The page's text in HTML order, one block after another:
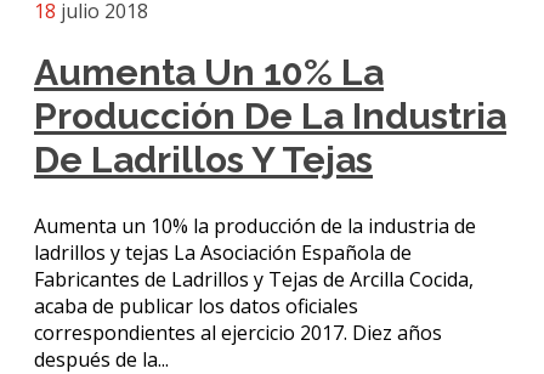
18 julio 2018
Aumenta Un 10% La
Producción De La Industria
De Ladrillos Y Tejas
Aumenta un 10% la producción de la industria de
ladrillos y tejas La Asociación Española de
Fabricantes de Ladrillos y Tejas de Arcilla Cocida,
acaba de publicar los datos oficiales
correspondientes al ejercicio 2017. Diez años
después de la...